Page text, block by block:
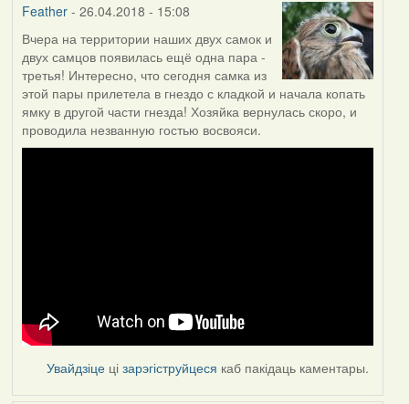
Feather- 26.04.2018 - 15:08
Вчера на территории наших двух самок и
двух самцов появилась ещё одна пара -
третья! Интересно, что сегодня самка из
этой пары прилетела в гнездо с кладкой и начала копать
ямку в другой части гнезда! Хозяйка вернулась скоро, и
проводила незванную гостью восвояси.
Увайдзіце цізарэгіструйцеся каб пакідаць каментары.